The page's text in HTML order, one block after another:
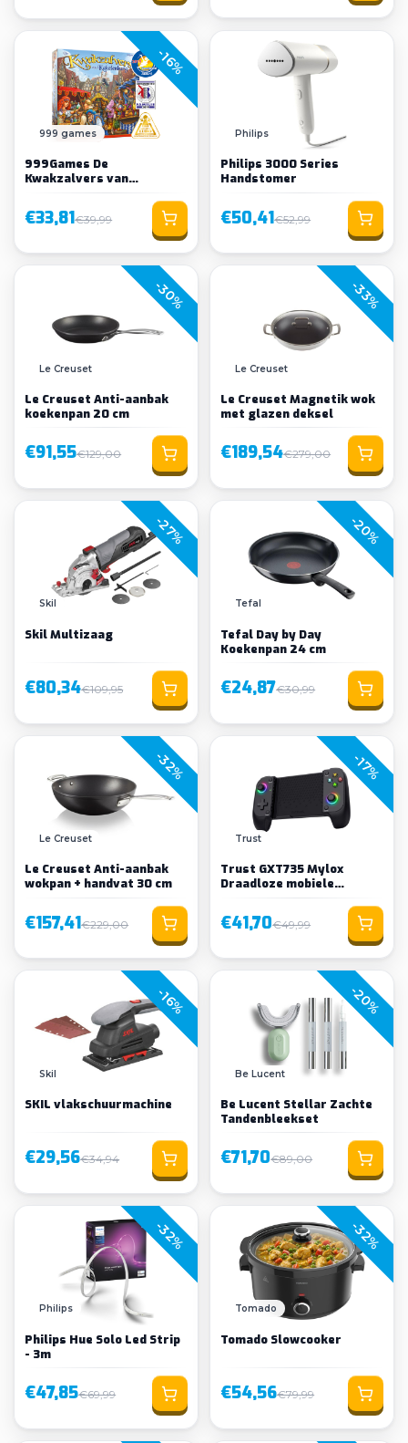
-16%
999 games
999Games De
Kwakzalvers van
Kakelenburg
€33,81€39,99
Philips
Philips 3000 Series
Handstomer
€50,41€52,99
-30%
Le Creuset
Le Creuset Anti-aanbak
koekenpan 20 cm
€91,55€129,00
-33%
Le Creuset
Le Creuset Magnetik wok
met glazen deksel
€189,54€279,00
-27%
Skil
Skil Multizaag
€80,34€109,95
-20%
Tefal
Tefal Day by Day
Koekenpan 24 cm
€24,87€30,99
-32%
Le Creuset
Le Creuset Anti-aanbak
wokpan + handvat 30 cm
€157,41€229,00
-17%
Trust
Trust GXT735 Mylox
Draadloze mobiele
gamecontroller
€41,70€49,99
-16%
Skil
SKIL vlakschuurmachine
€29,56€34,94
-20%
Be Lucent
Be Lucent Stellar Zachte
Tandenbleekset
€71,70€89,00
-32%
Philips
Philips Hue Solo Led Strip
- 3m
€47,85€69,99
-32%
Tomado
Tomado Slowcooker
€54,56€79,99